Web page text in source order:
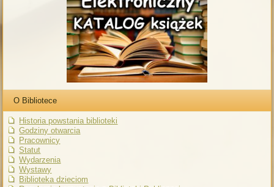
O Bibliotece
Historia powstania biblioteki
Godziny otwarcia
Pracownicy
Statut
Wydarzenia
Wystawy
Biblioteka dzieciom